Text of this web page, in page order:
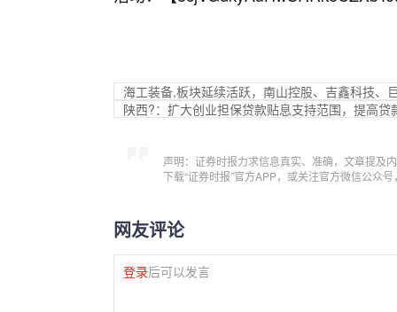
海工装备,板块延续活跃，南山控股、吉鑫科技、
陕西?：扩大创业担保贷款贴息支持范围，提高
声明：证券时报力求信息真实、准确，文章提及
下载“证券时报”官方APP，或关注官方微信公众
网友评论
登录后可以发言